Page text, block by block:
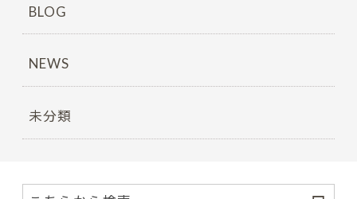
BLOG
NEWS
未分類